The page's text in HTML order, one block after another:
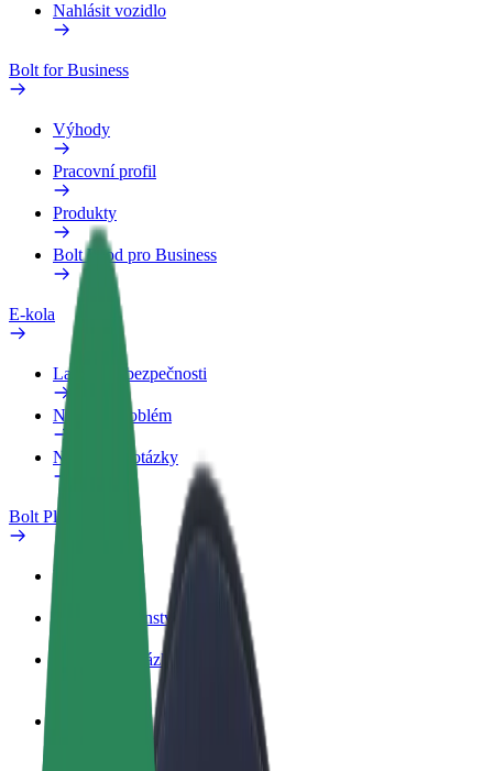
Nahlásit vozidlo
Bolt for Business
Výhody
Pracovní profil
Produkty
Bolt Food pro Business
E-kola
Laboratoř bezpečnosti
Nahlásit problém
Nejčastější otázky
Bolt Plus
Výhody
Jak získat členství
Nejčastější otázky
Staňte se řidičem
Vydělávejte podle sebe